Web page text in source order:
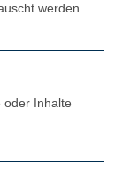
werden.
oder Inhalte